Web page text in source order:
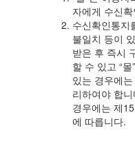
자에게 수신
수신확인통지
불일치 등이
받은 후 즉시
할 수 있고 “
있는 경우에
리하여야 합
경우에는 제
에 따릅니다.